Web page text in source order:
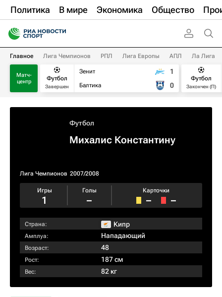
Политика В мире Экономика Общество
Главное Лига Чемпионов РПЛ Лига Европы АПЛ Ла Лига
Матч-
центр
Футбол
Завершен
Зенит
Балтика
1
0
Футбол
Закончен (П)
Футбол
Михалис Константину
Лига Чемпионов 2007/2008
Игры
1
Голы
–
Карточки
– –
Страна: Кипр
Амплуа: Нападающий
Возраст: 48
Рост: 187 см
Вес: 82 кг